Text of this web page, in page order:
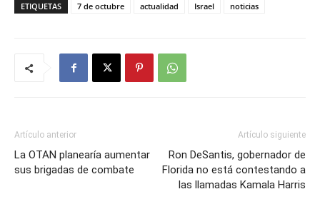
ETIQUETAS 7 de octubre actualidad Israel noticias
Artículo anterior
La OTAN planearía aumentar
sus brigadas de combate
Artículo siguiente
Ron DeSantis, gobernador de
Florida no está contestando a
las llamadas Kamala Harris